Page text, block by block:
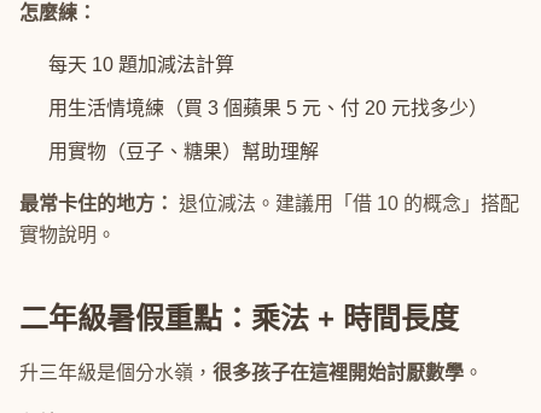
怎麼練：
每天 10 題加減法計算
用生活情境練（買 3 個蘋果 5 元、付 20 元找多少）
用實物（豆子、糖果）幫助理解
最常卡住的地方： 退位減法。建議用「借 10 的概念」搭配
實物說明。
二年級暑假重點：乘法 + 時間長度
升三年級是個分水嶺， 很多孩子在這裡開始討厭數學 。